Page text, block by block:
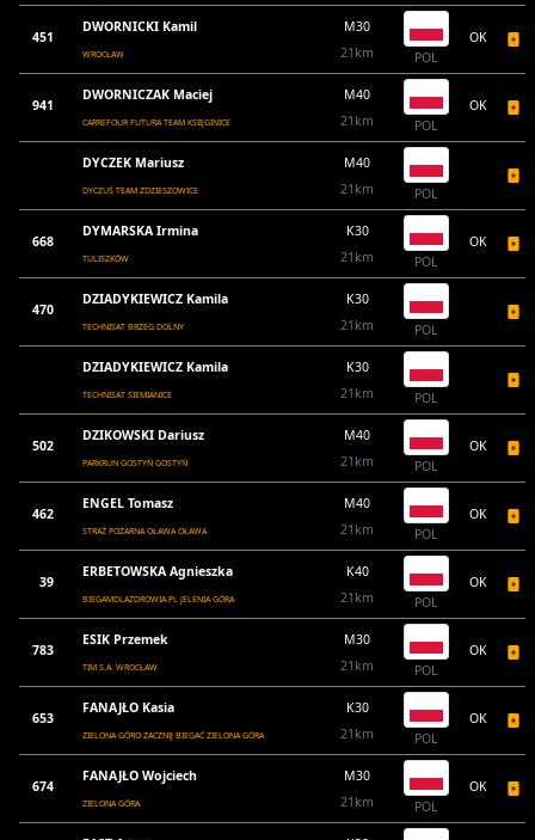
451
DWORNICKI Kamil
WROCŁAW
M30
21km
POL
OK
941
DWORNICZAK Maciej
CARREFOUR FUTURA TEAM KSIĘGINICE
M40
21km
POL
OK
DYCZEK Mariusz
DYCZUŚ TEAM ZDZIESZOWICE
M40
21km
POL
668
DYMARSKA Irmina
TULISZKÓW
K30
21km
POL
OK
470
DZIADYKIEWICZ Kamila
TECHNISAT BRZEG DOLNY
K30
21km
POL
DZIADYKIEWICZ Kamila
TECHNISAT SIEMIANICE
K30
21km
POL
502
DZIKOWSKI Dariusz
PARKRUN GOSTYŃ GOSTYŃ
M40
21km
POL
OK
462
ENGEL Tomasz
STRAŻ POŻARNA OŁAWA OŁAWA
M40
21km
POL
OK
39
ERBETOWSKA Agnieszka
BIEGAMDLAZDROWIA.PL JELENIA GÓRA
K40
21km
POL
OK
783
ESIK Przemek
TIM S.A. WROCŁAW
M30
21km
POL
OK
653
FANAJŁO Kasia
ZIELONA GÓRO ZACZNIJ BIEGAĆ ZIELONA GÓRA
K30
21km
POL
OK
674
FANAJŁO Wojciech
ZIELONA GÓRA
M30
21km
POL
OK